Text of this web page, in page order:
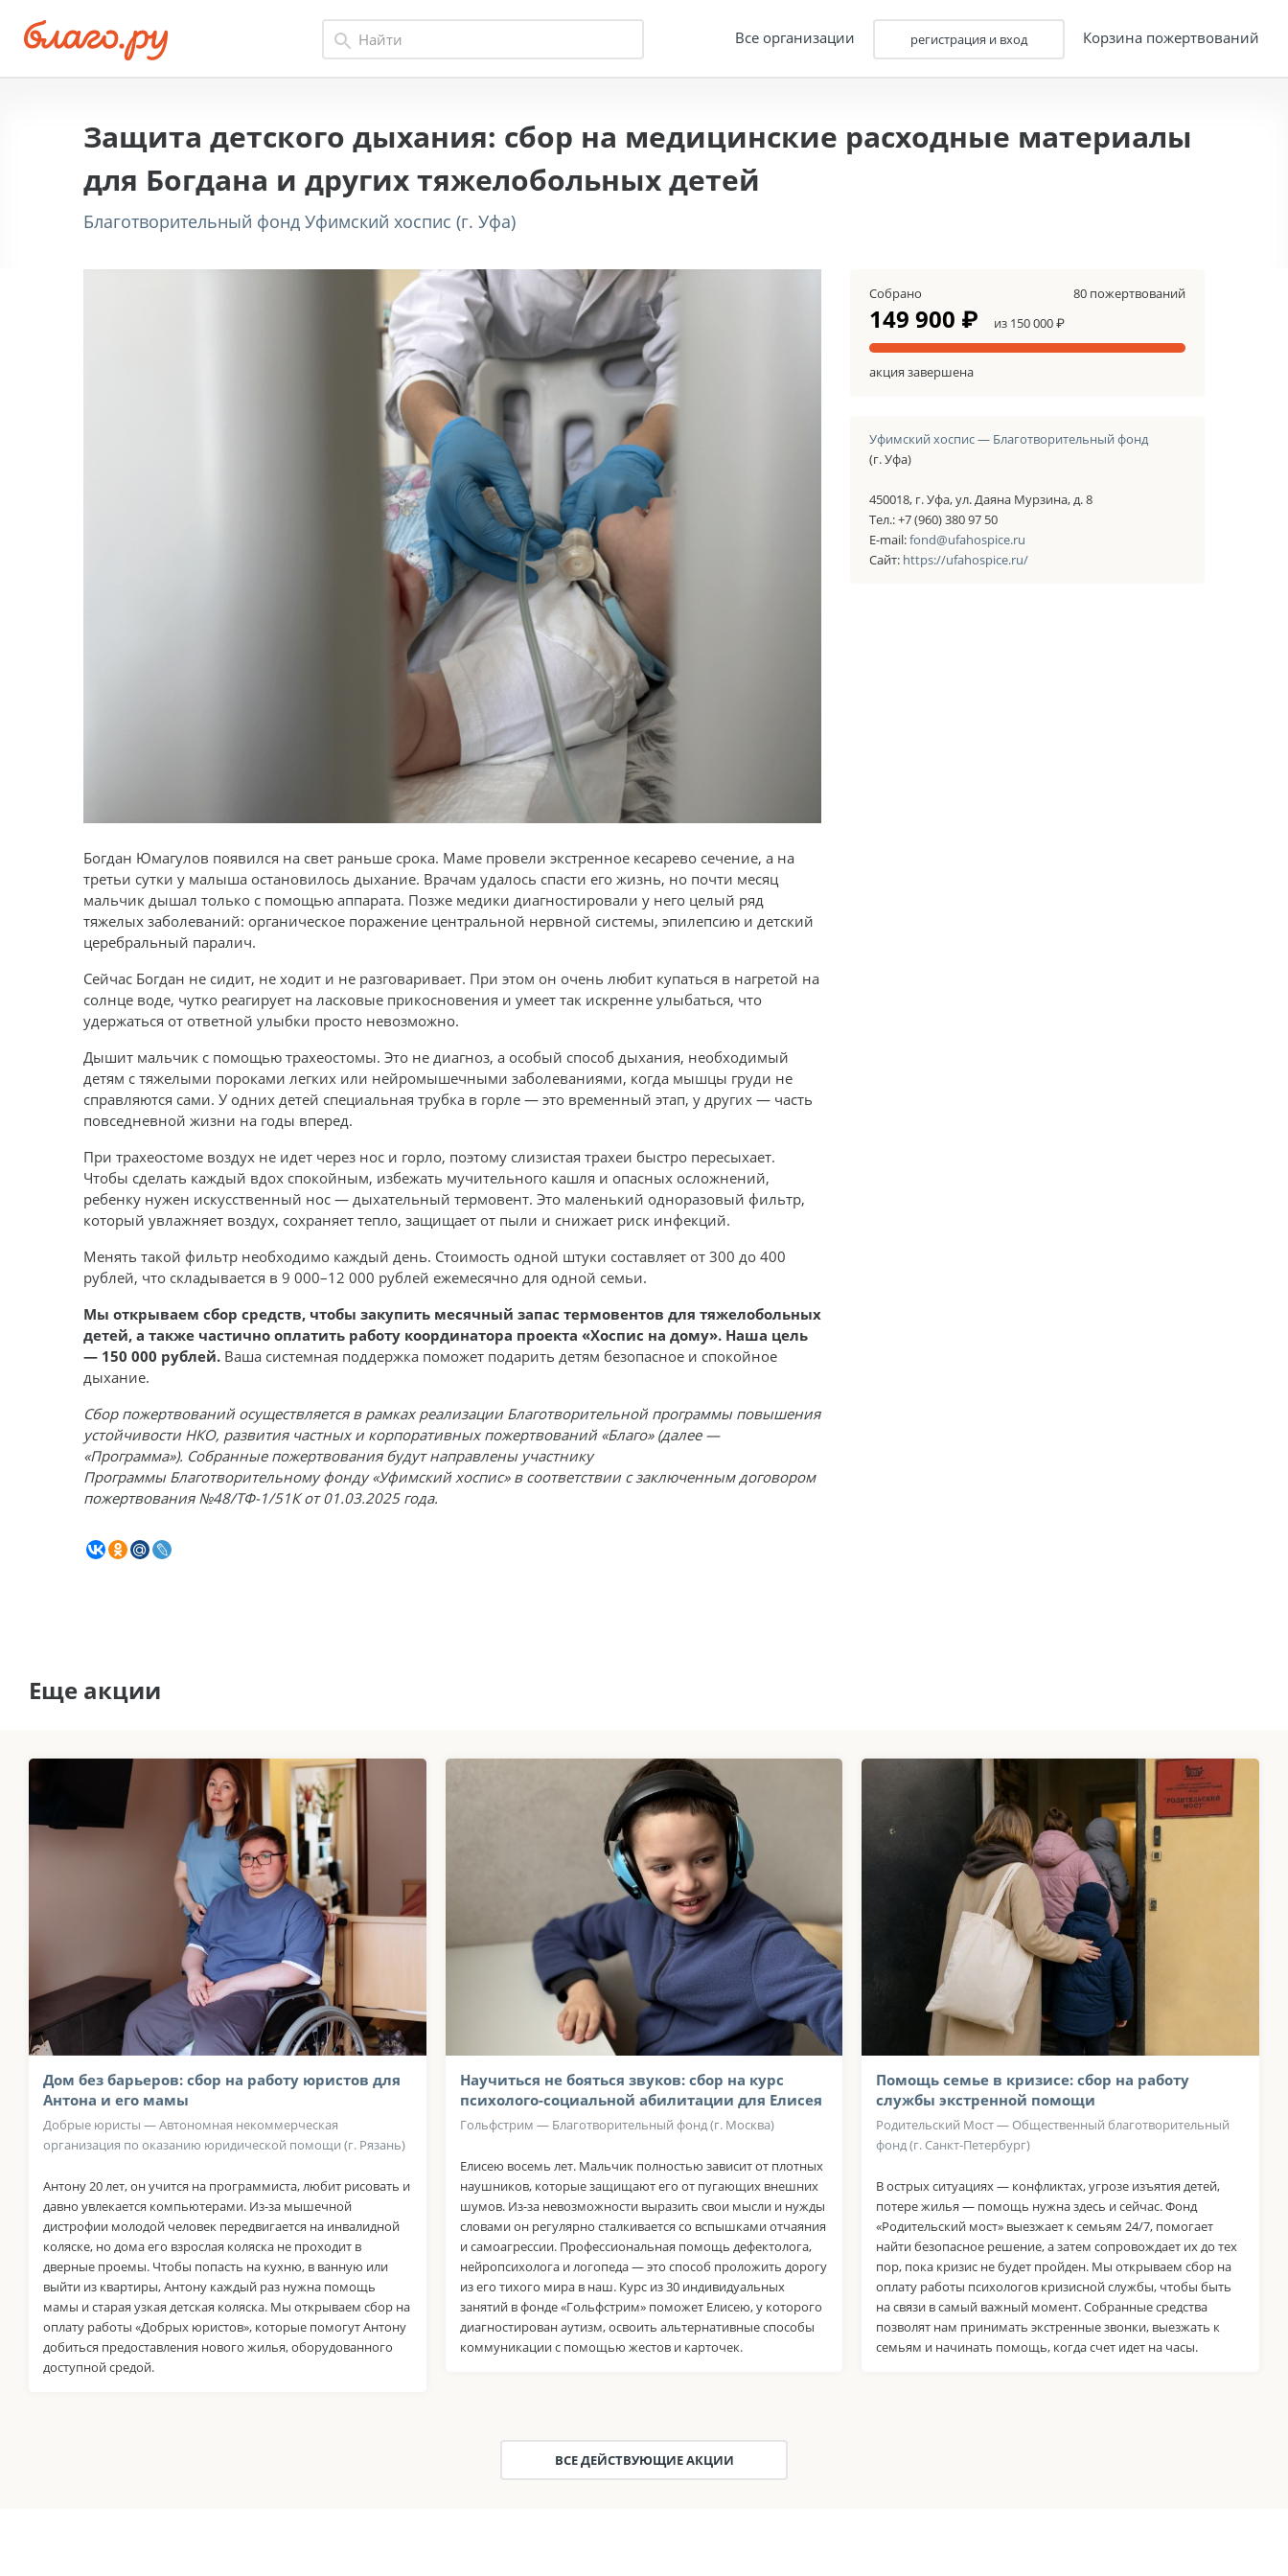
Все организации регистрация и вход Корзина пожертвований
Защита детского дыхания: сбор на медицинские расходные материалы
для Богдана и других тяжелобольных детей
Благотворительный фонд Уфимский хоспис (г. Уфа)
Богдан Юмагулов появился на свет раньше срока. Маме провели экстренное кесарево сечение, а на
третьи сутки у малыша остановилось дыхание. Врачам удалось спасти его жизнь, но почти месяц
мальчик дышал только с помощью аппарата. Позже медики диагностировали у него целый ряд
тяжелых заболеваний: органическое поражение центральной нервной системы, эпилепсию и детский
церебральный паралич.
Сейчас Богдан не сидит, не ходит и не разговаривает. При этом он очень любит купаться в нагретой на
солнце воде, чутко реагирует на ласковые прикосновения и умеет так искренне улыбаться, что
удержаться от ответной улыбки просто невозможно.
Дышит мальчик с помощью трахеостомы. Это не диагноз, а особый способ дыхания, необходимый
детям с тяжелыми пороками легких или нейромышечными заболеваниями, когда мышцы груди не
справляются сами. У одних детей специальная трубка в горле — это временный этап, у других — часть
повседневной жизни на годы вперед.
При трахеостоме воздух не идет через нос и горло, поэтому слизистая трахеи быстро пересыхает.
Чтобы сделать каждый вдох спокойным, избежать мучительного кашля и опасных осложнений,
ребенку нужен искусственный нос — дыхательный термовент. Это маленький одноразовый фильтр,
который увлажняет воздух, сохраняет тепло, защищает от пыли и снижает риск инфекций.
Менять такой фильтр необходимо каждый день. Стоимость одной штуки составляет от 300 до 400
рублей, что складывается в 9 000–12 000 рублей ежемесячно для одной семьи.
Мы открываем сбор средств, чтобы закупить месячный запас термовентов для тяжелобольных
детей, а также частично оплатить работу координатора проекта «Хоспис на дому». Наша цель
— 150 000 рублей. Ваша системная поддержка поможет подарить детям безопасное и спокойное
дыхание.
Сбор пожертвований осуществляется в рамках реализации Благотворительной программы повышения
устойчивости НКО, развития частных и корпоративных пожертвований «Благо» (далее —
«Программа»). Собранные пожертвования будут направлены участнику
Программы Благотворительному фонду «Уфимский хоспис» в соответствии с заключенным договором
пожертвования №48/ТФ-1/51К от 01.03.2025 года.
Собрано 80 пожертвований
149 900 ₽ из 150 000 ₽
акция завершена
Уфимский хоспис — Благотворительный фонд
(г. Уфа)
450018, г. Уфа, ул. Даяна Мурзина, д. 8
Тел.: +7 (960) 380 97 50
E-mail:fond@ufahospice.ru
Сайт: https://ufahospice.ru/
Еще акции
Дом без барьеров: сбор на работу юристов для
Антона и его мамы
Добрые юристы — Автономная некоммерческая
организация по оказанию юридической помощи (г. Рязань)
Антону 20 лет, он учится на программиста, любит рисовать и
давно увлекается компьютерами. Из-за мышечной
дистрофии молодой человек передвигается на инвалидной
коляске, но дома его взрослая коляска не проходит в
дверные проемы. Чтобы попасть на кухню, в ванную или
выйти из квартиры, Антону каждый раз нужна помощь
мамы и старая узкая детская коляска. Мы открываем сбор на
оплату работы «Добрых юристов», которые помогут Антону
добиться предоставления нового жилья, оборудованного
доступной средой.
Научиться не бояться звуков: сбор на курс
психолого-социальной абилитации для Елисея
Гольфстрим — Благотворительный фонд (г. Москва)
Елисею восемь лет. Мальчик полностью зависит от плотных
наушников, которые защищают его от пугающих внешних
шумов. Из-за невозможности выразить свои мысли и нужды
словами он регулярно сталкивается со вспышками отчаяния
и самоагрессии. Профессиональная помощь дефектолога,
нейропсихолога и логопеда — это способ проложить дорогу
из его тихого мира в наш. Курс из 30 индивидуальных
занятий в фонде «Гольфстрим» поможет Елисею, у которого
диагностирован аутизм, освоить альтернативные способы
коммуникации с помощью жестов и карточек.
Помощь семье в кризисе: сбор на работу
службы экстренной помощи
Родительский Мост — Общественный благотворительный
фонд (г. Санкт-Петербург)
В острых ситуациях — конфликтах, угрозе изъятия детей,
потере жилья — помощь нужна здесь и сейчас. Фонд
«Родительский мост» выезжает к семьям 24/7, помогает
найти безопасное решение, а затем сопровождает их до тех
пор, пока кризис не будет пройден. Мы открываем сбор на
оплату работы психологов кризисной службы, чтобы быть
на связи в самый важный момент. Собранные средства
позволят нам принимать экстренные звонки, выезжать к
семьям и начинать помощь, когда счет идет на часы.
ВСЕ ДЕЙСТВУЮЩИЕ АКЦИИ